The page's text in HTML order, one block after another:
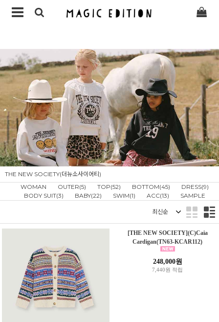
THE NEW SOCIETY(더뉴소사이어티)
WOMAN
OUTER(5) TOP(52) BOTTOM(45)
DRESS(9)
BODY SUIT(3)
BABY(22) SWIM(1) ACC(13) SAMPLE
[THE NEW SOCIETY](C)Caia
Cardigan(TN63-KCAR112)
248,000원
7,440원 적립